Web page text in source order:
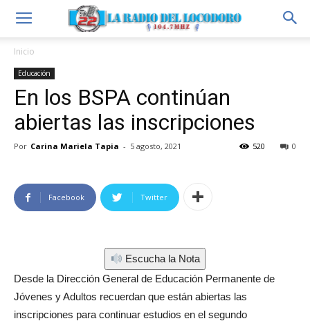
Inicio
Educación
En los BSPA continúan
abiertas las inscripciones
Por Carina Mariela Tapia - 5 agosto, 2021 0
520
Facebook Twitter
Escucha la Nota
Desde la Dirección General de Educación Permanente de
Jóvenes y Adultos recuerdan que están abiertas las
inscripciones para continuar estudios en el segundo